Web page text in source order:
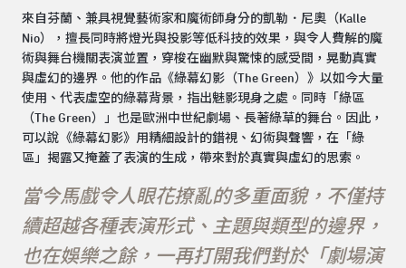
來自芬蘭、兼具視覺藝術家和魔術師身分的凱勒．尼奧（Kalle
Nio），擅長同時將燈光與投影等低科技的效果，與令人費解的魔
術與舞台機關表演並置，穿梭在幽默與驚悚的感受間，晃動真實
與虛幻的邊界。他的作品《綠幕幻影（The Green）》以如今大量
使用、代表虛空的綠幕背景，指出魅影現身之處。同時「綠區
（The Green）」也是歐洲中世紀劇場、長著綠草的舞台。因此，
可以說《綠幕幻影》用精細設計的錯視、幻術與聲響，在「綠
區」揭露又掩蓋了表演的生成，帶來對於真實與虛幻的思索。
當今馬戲令人眼花撩亂的多重面貌，不僅持
續超越各種表演形式、主題與類型的邊界，
也在娛樂之餘，一再打開我們對於「劇場演